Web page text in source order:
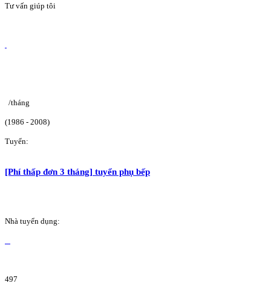
Tư vấn giúp tôi
/tháng
(1986 - 2008)
Tuyển:
[Phí thấp đơn 3 tháng] tuyển phụ bếp
Nhà tuyển dụng:
497